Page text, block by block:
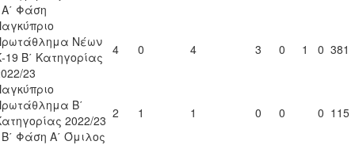
Φάση
Νέων
19 Β΄ Κατηγορίας
23
4 0 4 3 0 1 0 381
Β΄
2022/23
Φάση Α΄ Όμιλος
2 1 1 0 0 0 115